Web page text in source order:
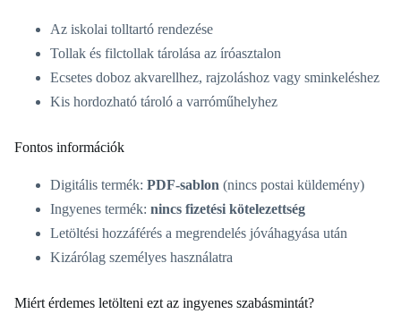
Az iskolai tolltartó rendezése
Tollak és filctollak tárolása az íróasztalon
Ecsetes doboz akvarellhez, rajzoláshoz vagy sminkeléshez
Kis hordozható tároló a varróműhelyhez
Fontos információk
Digitális termék: PDF-sablon (nincs postai küldemény)
Ingyenes termék: nincs fizetési kötelezettség
Letöltési hozzáférés a megrendelés jóváhagyása után
Kizárólag személyes használatra
Miért érdemes letölteni ezt az ingyenes szabásmintát?